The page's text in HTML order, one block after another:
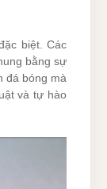
biệt. Các
bằng sự
đá bóng mà
và tự hào